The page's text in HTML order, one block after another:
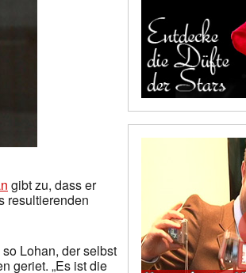
gibt zu, dass er
resultierenden
Lohan, der selbst
geriet. „Es ist die